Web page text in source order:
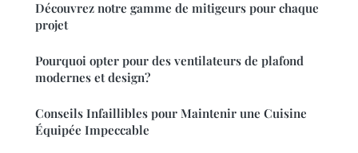
Découvrez notre gamme de mitigeurs pour chaque
projet
Pourquoi opter pour des ventilateurs de plafond
modernes et design?
Conseils Infaillibles pour Maintenir une Cuisine
Équipée Impeccable